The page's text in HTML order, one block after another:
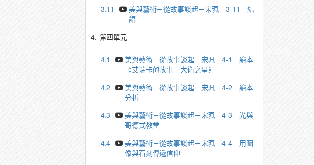
3.11
美與藝術－從故事談起－宋珮 3-11 結
語
4. 第四單元
4.1
美與藝術－從故事談起－宋珮 4-1 繪本
《艾瑞卡的故事－大衛之星》
4.2
美與藝術－從故事談起－宋珮 4-2 繪本
分析
4.3
美與藝術－從故事談起－宋珮 4-3 光與
哥德式教堂
4.4
美與藝術－從故事談起－宋珮 4-4 ⽤圖
像與⽯刻傳遞信仰